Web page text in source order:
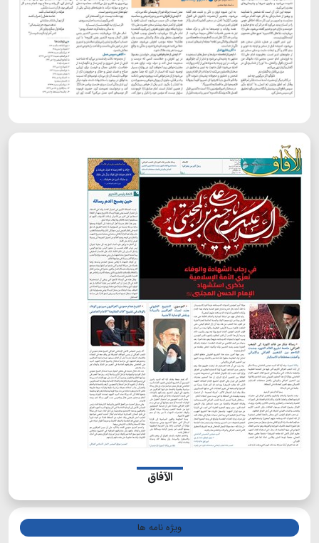
الآفاق
ویژه نامه ها